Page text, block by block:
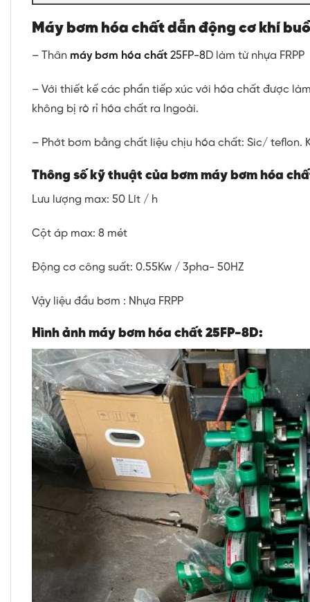
Máy bơm hóa chất dẫn động cơ khí
– Thân máy bơm hóa chất 25FP-8D làm từ nhựa FRPP
– Với thiết kế các phần tiếp xúc với hóa chất được
không bị rò rỉ hóa chất ra lngoài.
– Phớt bơm bằng chất liệu chịu hóa chất: Sic/ teflon.
Thông số kỹ thuật của bơm máy bơm hóa
Lưu lượng max: 50 Lít / h
Cột áp max: 8 mét
Động cơ công suất: 0.55Kw / 3pha- 50HZ
Vậy liệu đầu bơm : Nhựa FRPP
Hình ảnh máy bơm hóa chất 25FP-8D: